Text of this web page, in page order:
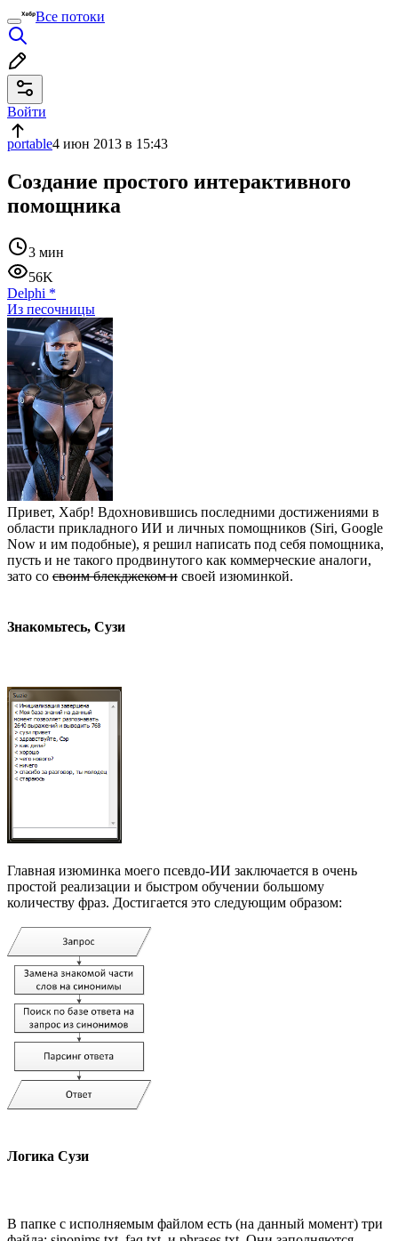
Все потоки
Войти
portable4 июн 2013 в 15:43
Создание простого интерактивного
помощника
3 мин
56K
Delphi *
Из песочницы
Привет, Хабр! Вдохновившись последними достижениями в
области прикладного ИИ и личных помощников (Siri, Google
Now и им подобные), я решил написать под себя помощника,
пусть и не такого продвинутого как коммерческие аналоги,
зато со своим блекджеком и своей изюминкой.
Знакомьтесь, Сузи
Главная изюминка моего псевдо-ИИ заключается в очень
простой реализации и быстром обучении большому
количеству фраз. Достигается это следующим образом:
Логика Сузи
В папке с исполняемым файлом есть (на данный момент) три